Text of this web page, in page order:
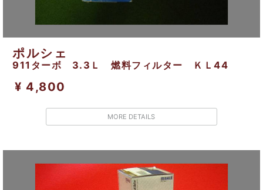
ポルシェ
911ターボ 3.3Ｌ 燃料フィルター ＫＬ44
¥ 4,800
MORE DETAILS